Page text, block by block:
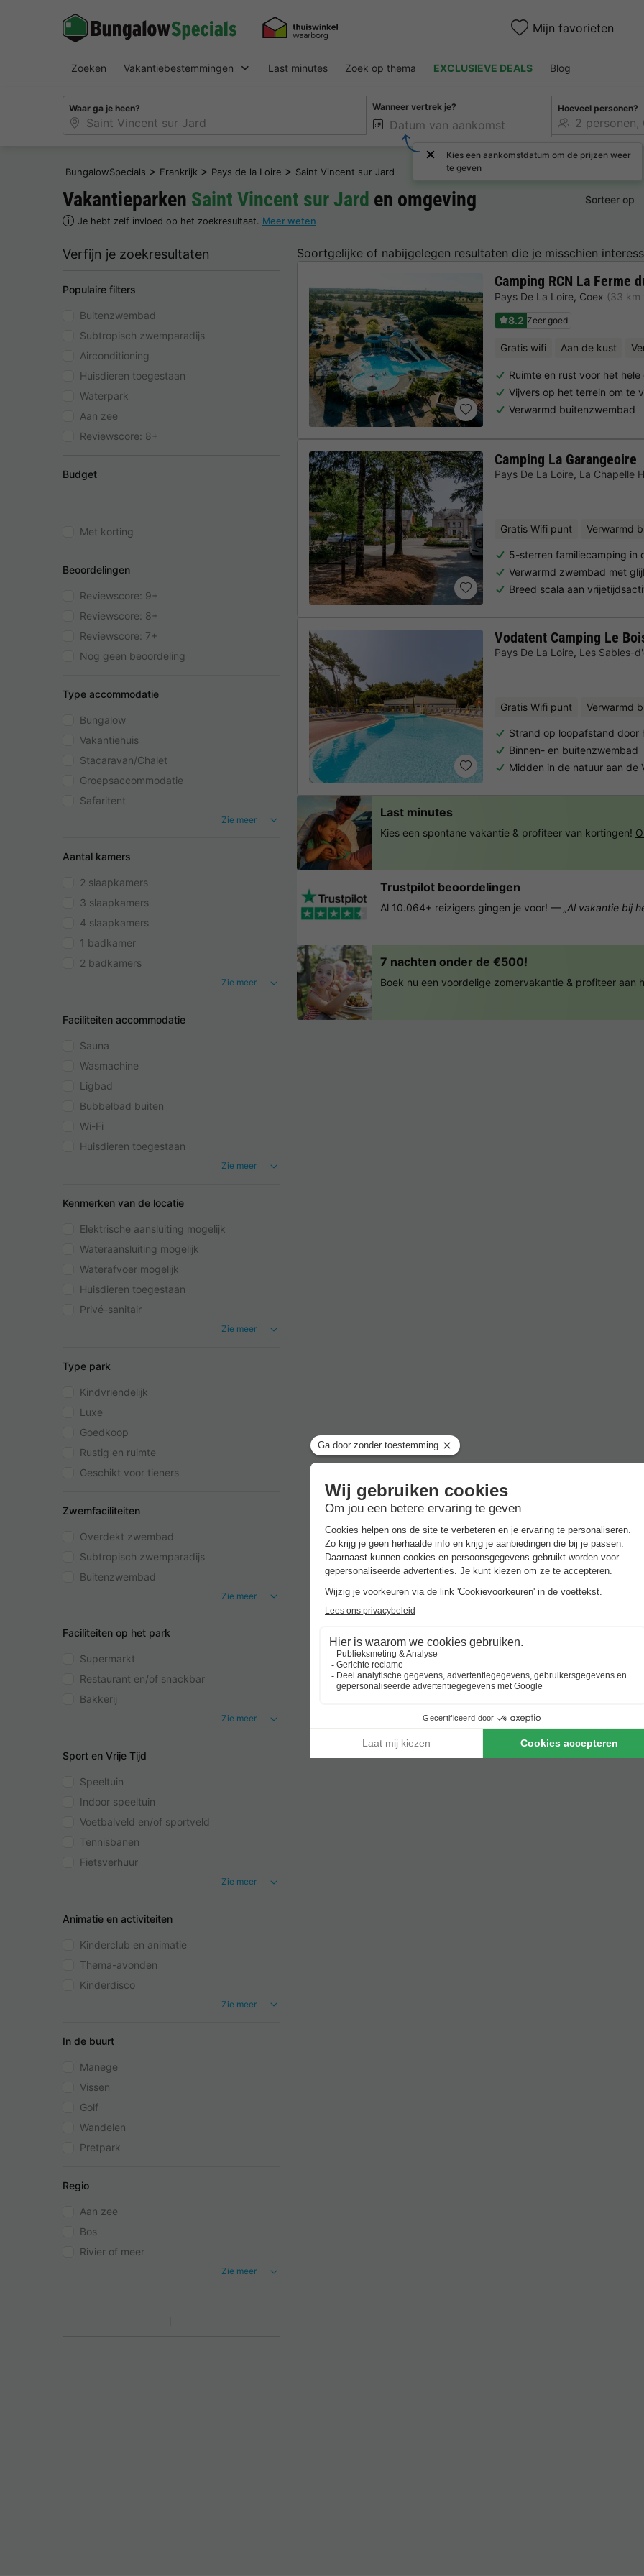
Mijn favorieten
Zoeken Vakantiebestemmingen Last minutes Zoek op thema EXCLUSIEVE DEALS Blog
Waar ga je heen? Wanneer vertrek je?
Kies een aankomstdatum om de prijzen weer
te geven
Hoeveel personen?
BungalowSpecials > Frankrijk > Pays de la Loire > Saint Vincent sur Jard
Vakantieparken Saint Vincent sur Jard en omgeving
Je hebt zelf invloed op het zoekresultaat. Meer weten
Sorteer op
Verfijn je zoekresultaten
Populaire filters
Buitenzwembad
Subtropisch zwemparadijs
Airconditioning
Huisdieren toegestaan
Waterpark
Aan zee
Reviewscore: 8+
Budget
Met korting
Beoordelingen
Reviewscore: 9+
Reviewscore: 8+
Reviewscore: 7+
Nog geen beoordeling
Type accommodatie
Bungalow
Vakantiehuis
Stacaravan/Chalet
Groepsaccommodatie
Safaritent
Zie meer
Aantal kamers
2 slaapkamers
3 slaapkamers
4 slaapkamers
1 badkamer
2 badkamers
Zie meer
Faciliteiten accommodatie
Sauna
Wasmachine
Ligbad
Bubbelbad buiten
Wi-Fi
Huisdieren toegestaan
Zie meer
Kenmerken van de locatie
Elektrische aansluiting mogelijk
Wateraansluiting mogelijk
Waterafvoer mogelijk
Huisdieren toegestaan
Privé-sanitair
Zie meer
Type park
Kindvriendelijk
Luxe
Goedkoop
Rustig en ruimte
Geschikt voor tieners
Zwemfaciliteiten
Overdekt zwembad
Subtropisch zwemparadijs
Buitenzwembad
Zie meer
Faciliteiten op het park
Supermarkt
Restaurant en/of snackbar
Bakkerij
Zie meer
Sport en Vrije Tijd
Speeltuin
Indoor speeltuin
Voetbalveld en/of sportveld
Tennisbanen
Fietsverhuur
Zie meer
Animatie en activiteiten
Kinderclub en animatie
Thema-avonden
Kinderdisco
Zie meer
In de buurt
Manege
Vissen
Golf
Wandelen
Pretpark
Regio
Aan zee
Bos
Rivier of meer
Zie meer
Soortgelijke of nabijgelegen resultaten die je misschien
Camping RCN La Ferme
Pays De La Loire, Coex (33 km
8.2 Zeer goed
Gratis wifi Aan de kust
Ruimte en rust voor het hele
Vijvers op het terrein om te
Verwarmd buitenzwembad
Camping La Garangeoire
Pays De La Loire, La Chapelle
Gratis Wifi punt Verwarmd
5-sterren familiecamping in
Verwarmd zwembad met
Breed scala aan
Vodatent Camping Le
Pays De La Loire, Les Sables-
Gratis Wifi punt Verwarmd
Strand op loopafstand door
Binnen- en buitenzwembad
Midden in de natuur aan de
Last minutes
Kies een spontane vakantie & profiteer van kortingen!
Trustpilot beoordelingen
Al 10.064+ reizigers gingen je voor! — „Al vakantie bij
7 nachten onder de €500!
Boek nu een voordelige zomervakantie & profiteer aan